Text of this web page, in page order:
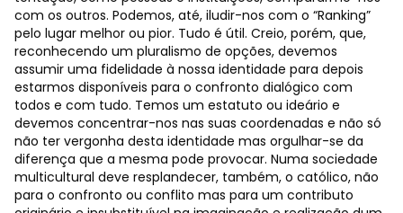
com os outros. Podemos, até, iludir-nos com o “Ranking”
pelo lugar melhor ou pior. Tudo é útil. Creio, porém, que,
reconhecendo um pluralismo de opções, devemos
assumir uma fidelidade à nossa identidade para depois
estarmos disponíveis para o confronto dialógico com
todos e com tudo. Temos um estatuto ou ideário e
devemos concentrar-nos nas suas coordenadas e não só
não ter vergonha desta identidade mas orgulhar-se da
diferença que a mesma pode provocar. Numa sociedade
multicultural deve resplandecer, também, o católico, não
para o confronto ou conflito mas para um contributo